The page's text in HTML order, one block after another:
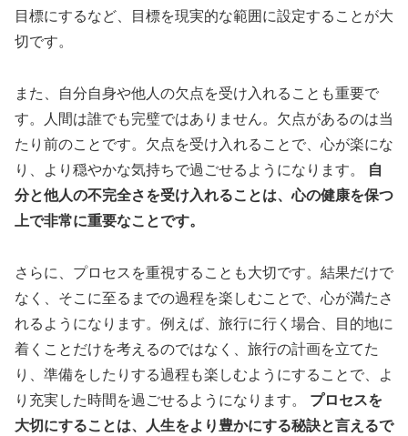
目標にするなど、目標を現実的な範囲に設定することが大
切です。
また、自分自身や他人の欠点を受け入れることも重要で
す。人間は誰でも完璧ではありません。欠点があるのは当
たり前のことです。欠点を受け入れることで、心が楽にな
り、より穏やかな気持ちで過ごせるようになります。
自
分と他人の不完全さを受け入れることは、心の健康を保つ
上で非常に重要なことです。
さらに、プロセスを重視することも大切です。結果だけで
なく、そこに至るまでの過程を楽しむことで、心が満たさ
れるようになります。例えば、旅行に行く場合、目的地に
着くことだけを考えるのではなく、旅行の計画を立てた
り、準備をしたりする過程も楽しむようにすることで、よ
り充実した時間を過ごせるようになります。 プロセスを
大切にすることは、人生をより豊かにする秘訣と言えるで